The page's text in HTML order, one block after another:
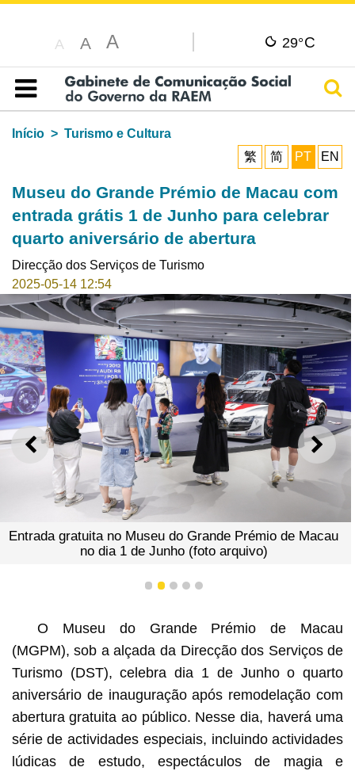
A A A 29°C
Índice
Início
Turismo e Cultura
繁
简 PT EN
Museu do Grande Prémio de Macau com
entrada grátis 1 de Junho para celebrar
quarto aniversário de abertura
Direcção dos Serviços de Turismo
2025-05-14 12:54
ANTERIOR
Entrada gratuita no Museu do Grande Prémio de Macau
no dia 1 de Junho (foto arquivo)
1 2 3 4 5
O Museu do Grande Prémio de Macau
(MGPM), sob a alçada da Direcção dos Serviços de
Turismo (DST), celebra dia 1 de Junho o quarto
aniversário de inauguração após remodelação com
abertura gratuita ao público. Nesse dia, haverá uma
série de actividades especiais, incluindo actividades
lúdicas de estudo, espectáculos de magia e